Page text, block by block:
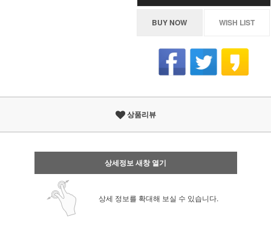
BUY NOW WISH LIST
상품리뷰
상세정보 새창 열기
상세 정보를 확대해 보실 수 있습니다.